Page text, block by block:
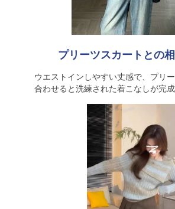
プリーツスカートとの
ウエストインしやすい丈感で、プリ
合わせると洗練された着こなしが完